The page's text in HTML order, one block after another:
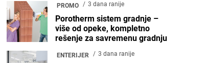
PROMO 3 dana ranije
Porotherm sistem gradnje –
više od opeke, kompletno
rešenje za savremenu gradnju
ENTERIJER 3 dana ranije